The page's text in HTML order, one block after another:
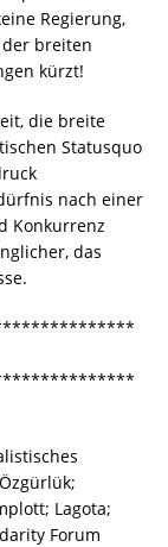
Regierung,
breiten
kürzt!
die breite
Statusquo
nach einer
Konkurrenz
das
Lagota;
Forum